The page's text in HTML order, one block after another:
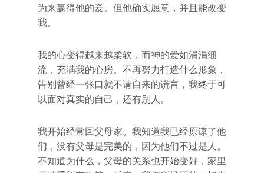
为来赢得他的爱。但他确实愿意，并且能改变
我。
我的心变得越来越柔软，而神的爱如涓涓细
流，充满我的心房。不再努力打造什么形象，
告别曾经一张口就不请自来的谎言，我终于可
以面对真实的自己，还有别人。
我开始经常回父母家。我知道我已经原谅了他
们，没有父母是完美的，因为他们不过是人。
不知道为什么，父母的关系也开始变好，家里